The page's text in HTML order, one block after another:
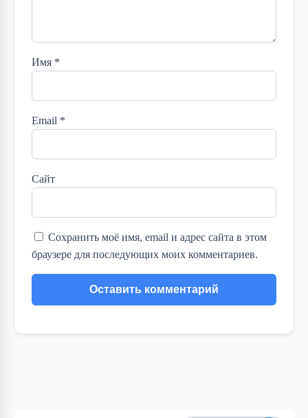
Имя *
Email *
Сайт
Сохранить моё имя, email и адрес сайта в этом
браузере для последующих моих комментариев.